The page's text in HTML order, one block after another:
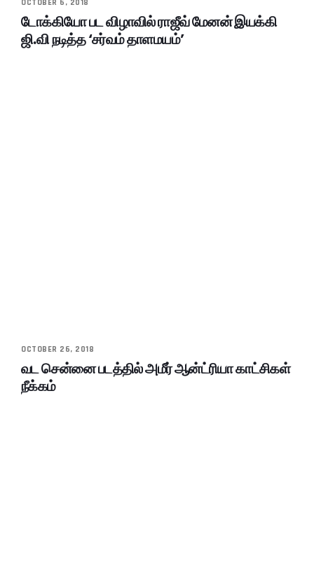
OCTOBER 6, 2018
டோக்கியோ பட விழாவில் ராஜீவ் மேனன் இயக்கி
ஜி.வி நடித்த ‘சர்வம் தாளமயம்’
OCTOBER 26, 2018
வட சென்னை படத்தில் அமீர் ஆன்ட்ரியா காட்சிகள்
நீக்கம்